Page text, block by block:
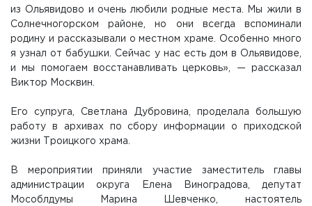
из Ольявидово и очень любили родные места. Мы жили в
Солнечногорском районе, но они всегда вспоминали
родину и рассказывали о местном храме. Особенно много
я узнал от бабушки. Сейчас у нас есть дом в Ольявидове,
и мы помогаем восстанавливать церковь», — рассказал
Виктор Москвин.
Его супруга, Светлана Дубровина, проделала большую
работу в архивах по сбору информации о приходской
жизни Троицкого храма.
В мероприятии приняли участие заместитель главы
администрации округа Елена Виноградова, депутат
Мособлдумы Марина Шевченко, настоятель